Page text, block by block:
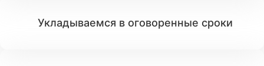
Укладываемся в оговоренные сроки